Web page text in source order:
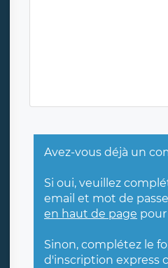
Avez-vous déjà un
Si oui, veuillez
email et mot de
en haut de page
Sinon, complétez le
d'inscription express